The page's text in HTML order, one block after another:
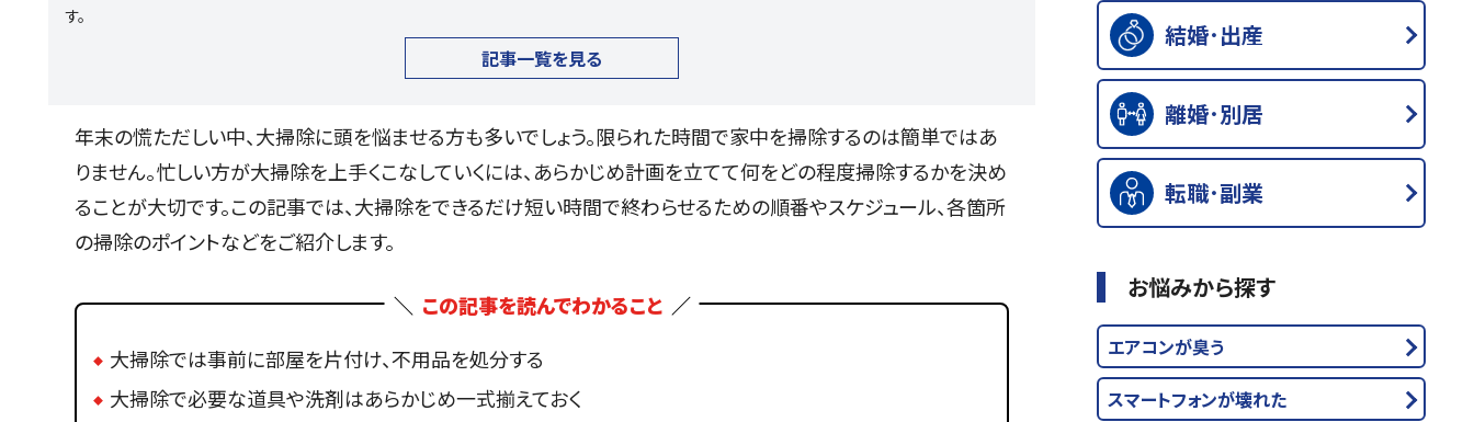
す。
記事一覧を見る
年末の慌ただしい中、大掃除に頭を悩ませる方も多いでしょう。限られた時間で家中を掃除するのは簡単ではあ
りません。忙しい方が大掃除を上手くこなしていくには、あらかじめ計画を立てて何をどの程度掃除するかを決め
ることが大切です。この記事では、大掃除をできるだけ短い時間で終わらせるための順番やスケジュール、各箇所
の掃除のポイントなどをご紹介します。
この記事を読んでわかること
大掃除では事前に部屋を片付け、不用品を処分する
大掃除で必要な道具や洗剤はあらかじめ一式揃えておく
結婚･出産
離婚･別居
転職･副業
お悩みから探す
エアコンが臭う
スマートフォンが壊れた